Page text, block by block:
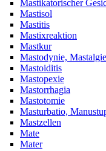
Mastikatorischer
Mastisol
Mastitis
Mastixreaktion
Mastkur
Mastodynie, Mastalgie
Mastoiditis
Mastopexie
Mastorrhagia
Mastotomie
Masturbatio,
Mastzellen
Mate
Mater